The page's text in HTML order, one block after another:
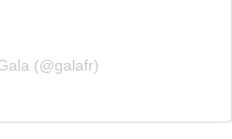
(@galafr)